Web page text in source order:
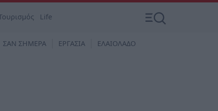
Life
ΣΑΝ ΣΗΜΕΡΑ ΕΡΓΑΣΙΑ ΕΛΑΙΟΛΑΔΟ